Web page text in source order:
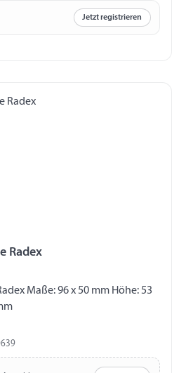
Jetzt registrieren
Radex
Höhe: 53